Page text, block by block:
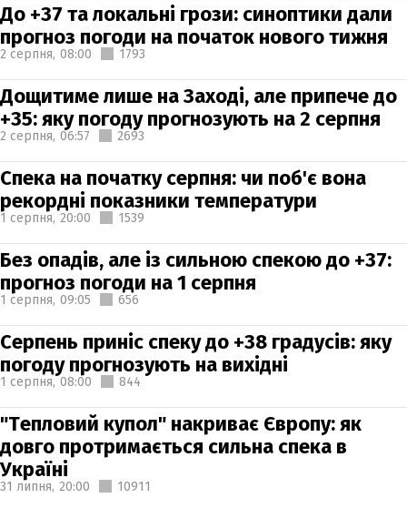
До +37 та локальні грози: синоптики дали
прогноз погоди на початок нового тижня
2 серпня, 08:00 1793
Дощитиме лише на Заході, але припече до
+35: яку погоду прогнозують на 2 серпня
2 серпня, 06:57 2693
Спека на початку серпня: чи поб'є вона
рекордні показники температури
1 серпня, 20:00 1539
Без опадів, але із сильною спекою до +37:
прогноз погоди на 1 серпня
1 серпня, 09:05 656
Серпень приніс спеку до +38 градусів: яку
погоду прогнозують на вихідні
1 серпня, 08:00 844
"Тепловий купол" накриває Європу: як
довго протримається сильна спека в
Україні
31 липня, 20:00 10911